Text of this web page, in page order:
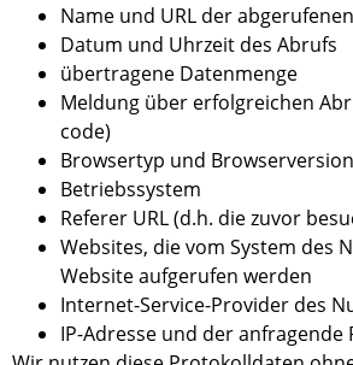
Name und URL der
Datum und Uhrzeit des Abrufs
übertragene Datenmenge
Meldung über erfolgreichen
code)
Browsertyp und Browserversion
Betriebssystem
Referer URL(d.h. die zuvor
Websites, die vom System des
Website aufgerufen werden
Internet-Service-Provider des
IP-Adresse und der anfragende